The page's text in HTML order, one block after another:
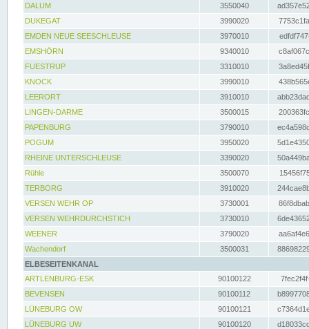
DALUM
3550040
DUKEGAT
3990020
EMDEN NEUE SEESCHLEUSE
3970010
EMSHÖRN
9340010
FUESTRUP
3310010
KNOCK
3990010
LEERORT
3910010
LINGEN-DARME
3500015
PAPENBURG
3790010
POGUM
3950020
RHEINE UNTERSCHLEUSE
3390020
Rühle
3500070
TERBORG
3910020
VERSEN WEHR OP
3730001
VERSEN WEHRDURCHSTICH
3730010
WEENER
3790020
Wachendorf
3500031
ELBESEITENKANAL
ARTLENBURG-ESK
90100122
BEVENSEN
90100112
LÜNEBURG OW
90100121
LÜNEBURG UW
90100120